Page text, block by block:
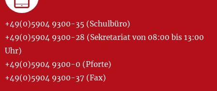
+49(0)5904 9300-35 (Schulbüro)
+49(0)5904 9300-28 (Sekretariat von 08:00 bis 13:00
Uhr)
+49(0)5904 9300-0 (Pforte)
+49(0)5904 9300-37 (Fax)